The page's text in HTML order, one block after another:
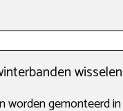
worden gemonteerd